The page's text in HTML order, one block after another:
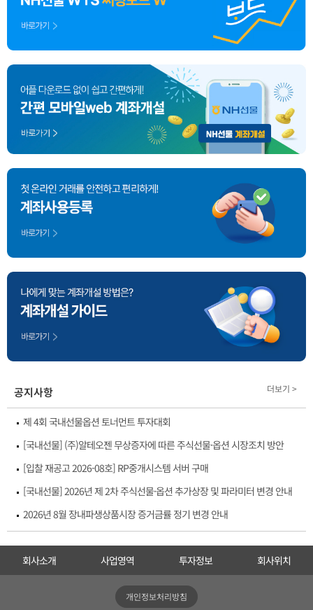
공지사항 더보기 >
제 4회 국내선물옵션 토너먼트 투자대회
[국내선물] (주)알테오젠 무상증자에 따른 주식선물·옵션 시장조치 방안
[입찰 재공고 2026-08호] RP중개시스템 서버 구매
[국내선물] 2026년 제 2차 주식선물·옵션 추가상장 및 파라미터 변경 안내
2026년 8월 장내파생상품시장 증거금률 정기 변경 안내
회사소개 사업영역 투자정보 회사위치
개인정보처리방침